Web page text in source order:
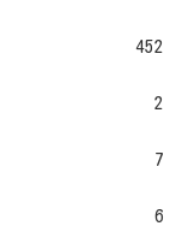
452
2
7
6